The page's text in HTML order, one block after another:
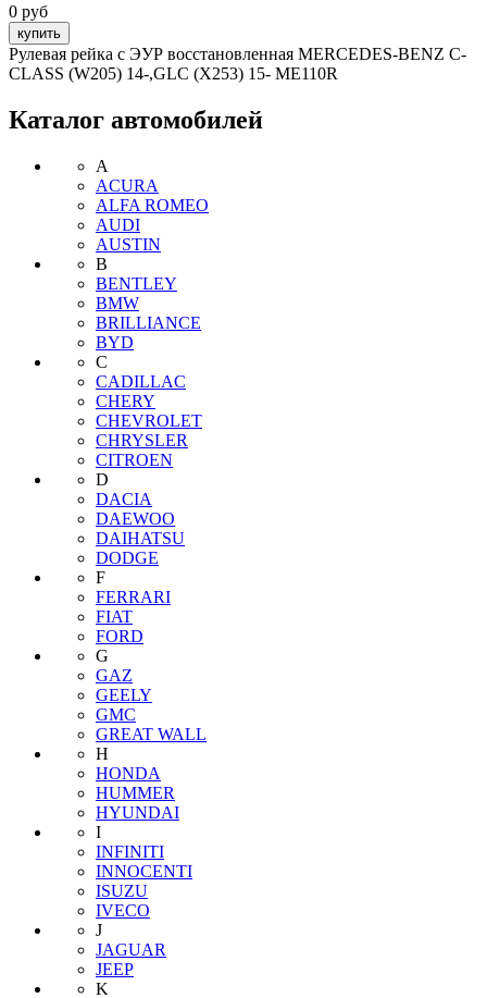
0 руб
Рулевая рейка с ЭУР восстановленная MERCEDES-BENZ C-
CLASS (W205) 14-,GLC (X253) 15- ME110R
Каталог автомобилей
A
ACURA
ALFA ROMEO
AUDI
AUSTIN
B
BENTLEY
BMW
BRILLIANCE
BYD
C
CADILLAC
CHERY
CHEVROLET
CHRYSLER
CITROEN
D
DACIA
DAEWOO
DAIHATSU
DODGE
F
FERRARI
FIAT
FORD
G
GAZ
GEELY
GMC
GREAT WALL
H
HONDA
HUMMER
HYUNDAI
I
INFINITI
INNOCENTI
ISUZU
IVECO
J
JAGUAR
JEEP
K